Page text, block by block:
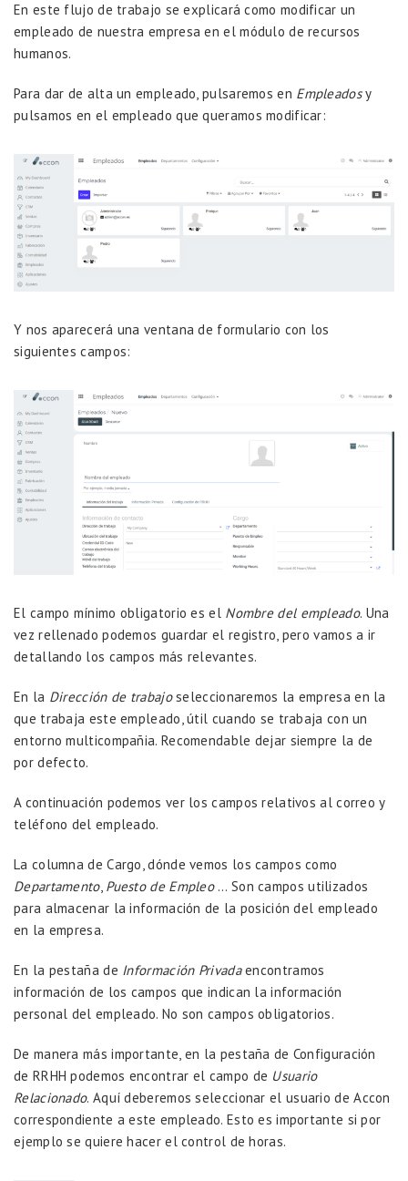
En este flujo de trabajo se explicará como modificar un
empleado de nuestra empresa en el módulo de recursos
humanos.
Para dar de alta un empleado, pulsaremos en Empleadosy
pulsamos en el empleado que queramos modificar:
Y nos aparecerá una ventana de formulario con los
siguientes campos:
El campo mínimo obligatorio es el Nombre del empleado. Una
vez rellenado podemos guardar el registro, pero vamos a ir
detallando los campos más relevantes.
En la Dirección de trabajoseleccionaremos la empresa en la
que trabaja este empleado, útil cuando se trabaja con un
entorno multicompañia. Recomendable dejar siempre la de
por defecto.
A continuación podemos ver los campos relativos al correo y
teléfono del empleado.
La columna de Cargo, dónde vemos los campos como
Departamento, Puesto de Empleo… Son campos utilizados
para almacenar la información de la posición del empleado
en la empresa.
En la pestaña de Información Privadaencontramos
información de los campos que indican la información
personal del empleado. No son campos obligatorios.
De manera más importante, en la pestaña de Configuración
de RRHH podemos encontrar el campo de Usuario
Relacionado. Aquí deberemos seleccionar el usuario de Accon
correspondiente a este empleado. Esto es importante si por
ejemplo se quiere hacer el control de horas.